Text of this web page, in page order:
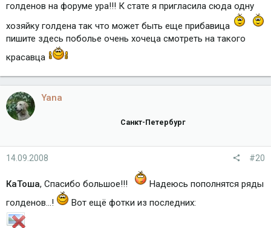
голденов на форуме ура!!! К стате я пригласила сюда одну
хозяйку голдена так что может быть еще прибавица
пишите здесь поболье очень хочеца смотреть на такого
красавца
Yana
Санкт-Петербург
14.09.2008 #20
КаТоша, Спасибо большое!!!
Надеюсь пополнятся ряды
голденов...!
Вот ещё фотки из последних: